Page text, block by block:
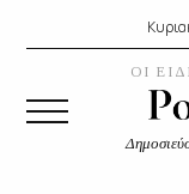
ΟΙ